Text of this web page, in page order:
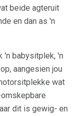
beide agteruit
en dan as 'n
'n babysitplek, 'n
aangesien jou
wat
dit is gewig- en